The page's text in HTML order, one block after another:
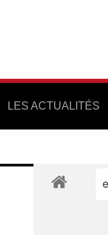
LES ACTUALITÉS